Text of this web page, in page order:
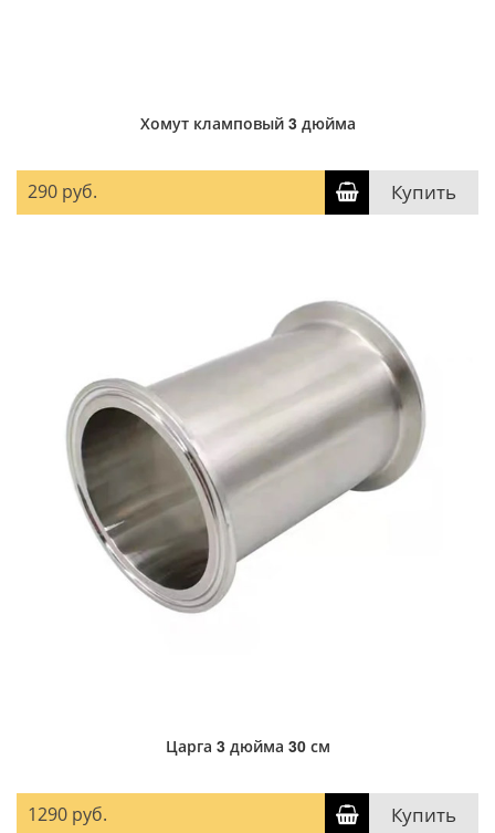
Хомут кламповый 3 дюйма
290 руб. Купить
Царга 3 дюйма 30 см
1290 руб. Купить